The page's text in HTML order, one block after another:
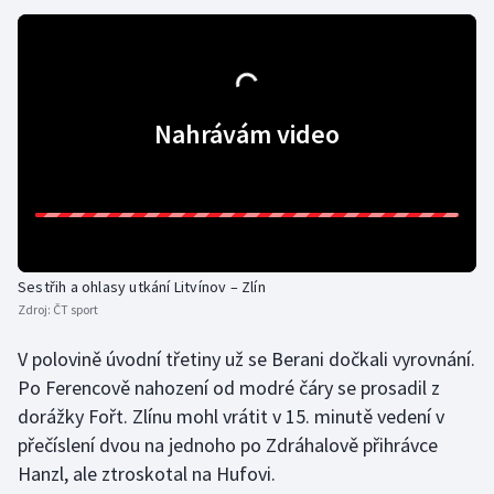
Motorsport
Olympijské hry
Parasport
Plavání
Nahrávám video
Sestřih a ohlasy utkání Litvínov – Zlín
Zdroj: ČT sport
V polovině úvodní třetiny už se Berani dočkali vyrovnání.
Po Ferencově nahození od modré čáry se prosadil z
dorážky Fořt. Zlínu mohl vrátit v 15. minutě vedení v
přečíslení dvou na jednoho po Zdráhalově přihrávce
Hanzl, ale ztroskotal na Hufovi.